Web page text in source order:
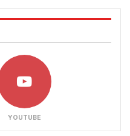
YOUTUBE